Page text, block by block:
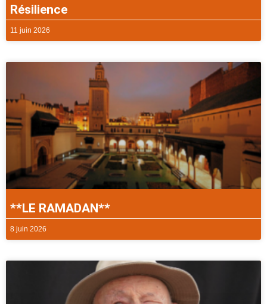
Résilience
11 juin 2026
**LE RAMADAN**
8 juin 2026